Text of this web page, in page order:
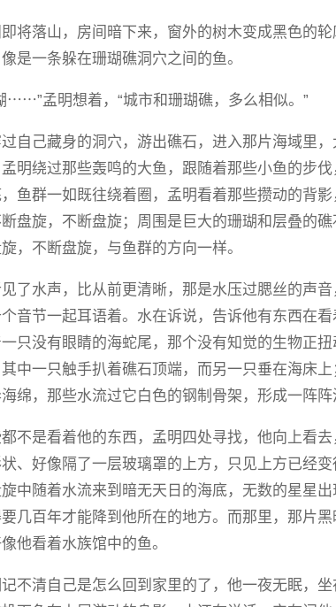
将落山，房间暗下来，窗外的树木变成黑色的
是一条躲在珊瑚礁洞穴之间的鱼。
⋯⋯”孟明想着，“城市和珊瑚礁，多么相似。”
自己藏身的洞穴，游出礁石，进入那片海域里
明绕过那些轰鸣的大鱼，跟随着那些小鱼的步
鱼群一如既往绕着圈，孟明看着那些攒动的背
盘旋，不断盘旋；周围是巨大的珊瑚和层叠的
旋，不断盘旋，与鱼群的方向一样。
了水声，比从前更清晰，那是水压过腮丝的声
个音节一起耳语着。水在诉说，告诉他有东西在
只没有眼睛的海蛇尾，那个没有知觉的生物正
中一只触手扒着礁石顶端，而另一只垂在海床
绵，那些水流过它白色的钢制骨架，形成一阵阵
不是看着他的东西，孟明四处寻找，他向上看
状、好像隔了一层玻璃罩的上方，只见上方已经
中随着水流来到暗无天日的海底，无数的星星
几百年才能降到他所在的地方。而那里，那片
他看着水族馆中的鱼。
不清自己是怎么回到家里的了，他一夜无眠，